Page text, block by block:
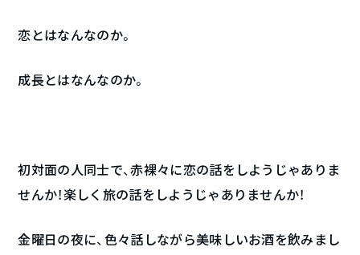
恋とはなんなのか。
成長とはなんなのか。
初対面の人同士で、赤裸々に恋の話をしようじゃありま
せんか！楽しく旅の話をしようじゃありませんか！
金曜日の夜に、色々話しながら美味しいお酒を飲みまし